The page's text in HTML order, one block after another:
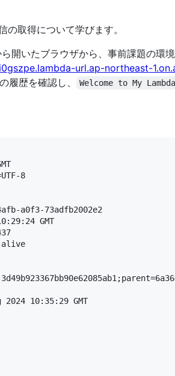
取得について学びます。
開いたブラウザから、事前課題の環
url.ap-northeast-
履歴を確認し、 Welcome to My
8
a0f3-73adfb2002e2
GMT
alive
10:35:29 GMT